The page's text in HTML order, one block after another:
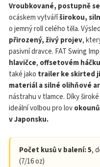
Vroubkované, postupně
ocáskem vytváříširokou,
o jemný roll celého těla.
přirozený, živý projev,
pasivní dravce. FAT Swing
hlavičce, offsetovém háčku
také jako trailer ke skirted
materiál a silné olihňové
nástrahu v tlamce. Díky
ideální volbou pro lov
v Japonsku.
Počet kusů v balení: 5,
(7/16 oz)